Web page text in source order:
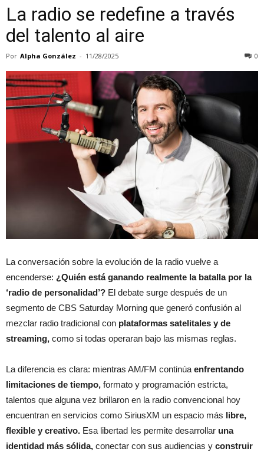
La radio se redefine a través
del talento al aire
Por Alpha González - 11/28/2025 0
La conversación sobre la evolución de la radio vuelve a
encenderse: ¿Quién está ganando realmente la batalla por la
‘radio de personalidad’? El debate surge después de un
segmento de CBS Saturday Morning que generó confusión al
mezclar radio tradicional con plataformas satelitales y de
streaming, como si todas operaran bajo las mismas reglas.
La diferencia es clara: mientras AM/FM continúaenfrentando
limitaciones de tiempo, formato y programación estricta,
talentos que alguna vez brillaron en la radio convencional hoy
encuentran en servicios como SiriusXM un espacio más libre,
flexible y creativo. Esa libertad les permite desarrollar una
identidad más sólida, conectar con sus audiencias y construir